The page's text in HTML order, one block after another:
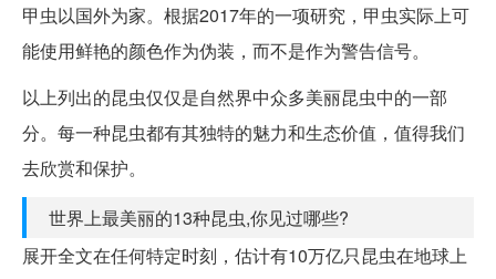
甲虫以国外为家。根据2017年的一项研究，甲虫实际上可
能使用鲜艳的颜色作为伪装，而不是作为警告信号。
以上列出的昆虫仅仅是自然界中众多美丽昆虫中的一部
分。每一种昆虫都有其独特的魅力和生态价值，值得我们
去欣赏和保护。
世界上最美丽的13种昆虫,你见过哪些?
展开全文在任何特定时刻，估计有10万亿只昆虫在地球上